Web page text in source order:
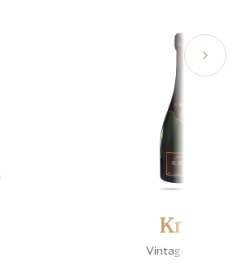
Krug
Vintage 2006